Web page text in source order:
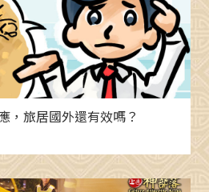
，旅居國外還有效嗎？